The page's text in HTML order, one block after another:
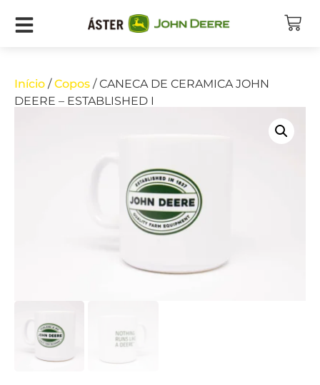
Início /Copos / CANECA DE CERAMICA JOHN
DEERE – ESTABLISHED I